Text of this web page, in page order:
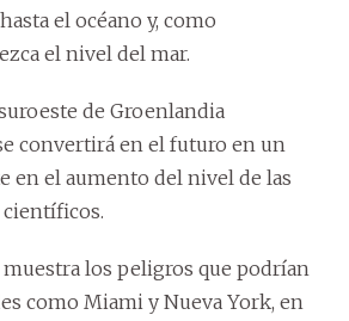
el océano y, como
el nivel del mar.
de Groenlandia
convertirá en el futuro en un
en el aumento del nivel de las
científicos.
los peligros que podrían
como Miami y Nueva York, en